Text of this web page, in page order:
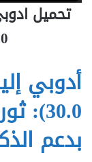
بدعم